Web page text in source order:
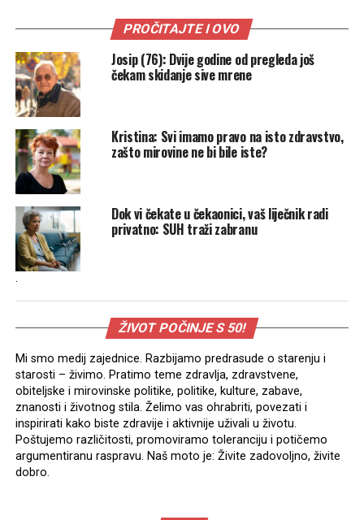
PROČITAJTE I OVO
Josip (76): Dvije godine od pregleda još
čekam skidanje sive mrene
Kristina: Svi imamo pravo na isto zdravstvo,
zašto mirovine ne bi bile iste?
Dok vi čekate u čekaonici, vaš liječnik radi
privatno: SUH traži zabranu
.
ŽIVOT POČINJE S 50!
Mi smo medij zajednice. Razbijamo predrasude o starenju i
starosti – živimo. Pratimo teme zdravlja, zdravstvene,
obiteljske i mirovinske politike, politike, kulture, zabave,
znanosti i životnog stila. Želimo vas ohrabriti, povezati i
inspirirati kako biste zdravije i aktivnije uživali u životu.
Poštujemo različitosti, promoviramo toleranciju i potičemo
argumentiranu raspravu. Naš moto je: Živite zadovoljno, živite
dobro.